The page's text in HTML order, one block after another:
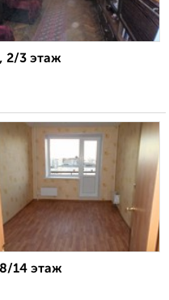
2/3 этаж
14 этаж